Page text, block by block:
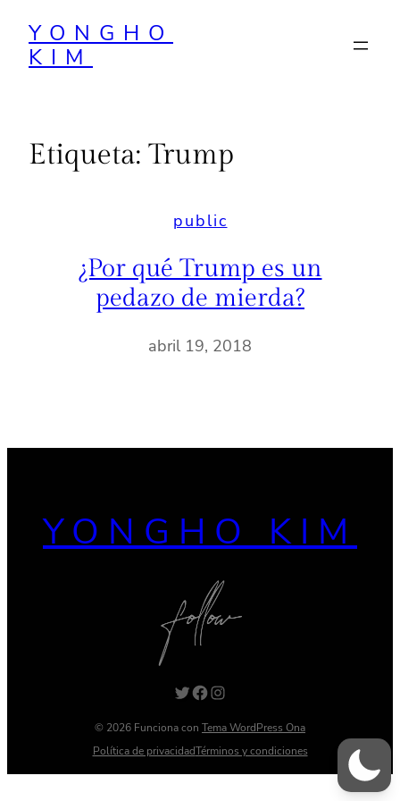
contenido
YONGHO
KIM
Etiqueta: Trump
public
¿Por qué Trump es un
pedazo de mierda?
abril 19, 2018
YONGHO KIM
Twitter Facebook Instagram
© 2026 Funciona con Tema WordPress Ona
Política de privacidadTérminos y condiciones